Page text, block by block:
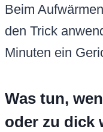
Beim
den Trick
Minuten ein
Was tun,
oder zu dick